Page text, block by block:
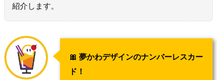
紹介します。
🎀 夢かわデザインのナンバーレスカー
ド！